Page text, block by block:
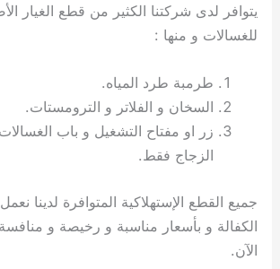
يتوافر لدى شركتنا الكثير من قطع الغيار
للغسالات و منها :
طرمبة طرد المياه.
السخان و الفلاتر و الترومستات.
زر او مفتاح التشغيل و باب الغسالات
الزجاج فقط.
جميع القطع الإستهلاكية المتوافرة لدينا
الكفالة و بأسعار مناسبة و رخيصة و منافسة
الآن.